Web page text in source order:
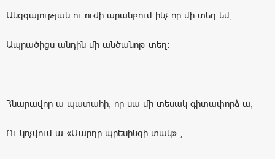
Անզգայության ու ուժի արանքում ինչ որ մի տեղ եմ,
Ապրածիցս անդին մի անծանոթ տեղ:
Հնարավոր ա պատահի, որ սա մի տեսակ գիտափորձ ա,
Ու կոչվում ա «Մարդը պրեսինգի տակ» ,